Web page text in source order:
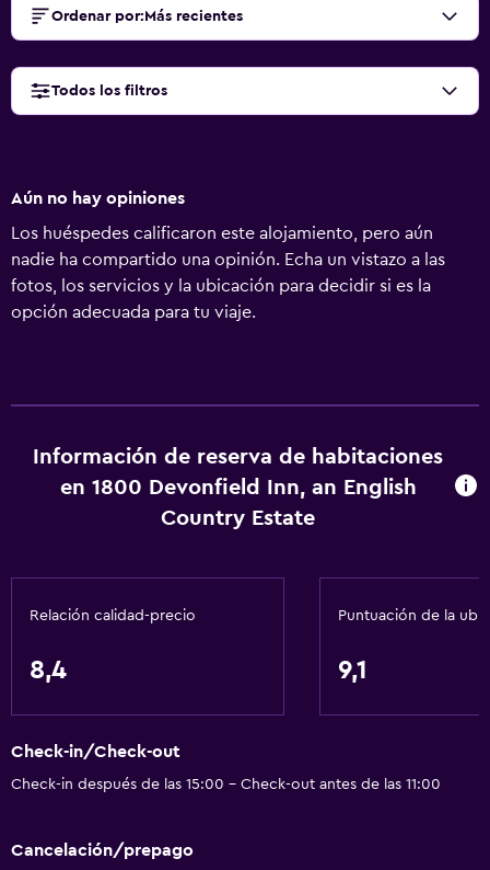
Ordenar por: Más recientes
Todos los filtros
Aún no hay opiniones
Los huéspedes calificaron este alojamiento, pero aún
nadie ha compartido una opinión. Echa un vistazo a las
fotos, los servicios y la ubicación para decidir si es la
opción adecuada para tu viaje.
Información de reserva de habitaciones
en 1800 Devonfield Inn, an English
Country Estate
Relación calidad-precio
8,4
Puntuación de la
9,1
Check-in/Check-out
Check-in después de las 15:00 - Check-out antes de las 11:00
Cancelación/prepago